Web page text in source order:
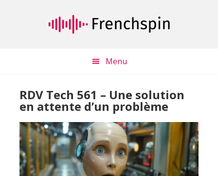
Menu
RDV Tech 561 – Une solution
en attente d’un problème